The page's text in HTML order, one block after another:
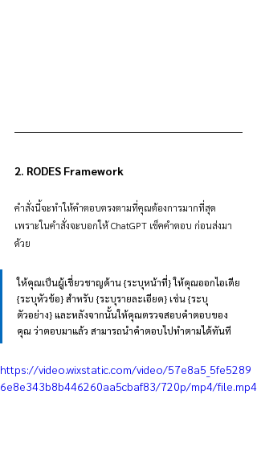
2. RODES Framework
คำสั่งนี้จะทำให้คำตอบตรงตามที่คุณต้องการมากที่สุด
เพราะในคำสั่งจะบอกให้ ChatGPT เช็คคำตอบ ก่อนส่งมา
ด้วย
ให้คุณเป็นผู้เชี่ยวชาญด้าน {ระบุหน้าที่} ให้คุณออกไอเดีย
{ระบุหัวข้อ} สำหรับ {ระบุรายละเอียด} เช่น {ระบุ
ตัวอย่าง} และหลังจากนั้นให้คุณตรวจสอบคำตอบของ
คุณ ว่าตอบมาแล้ว สามารถนำคำตอบไปทำตามได้ทันที
https://video.wixstatic.com/video/57e8a5_5fe5289
6e8e343b8b446260aa5cbaf83/720p/mp4/file.mp4